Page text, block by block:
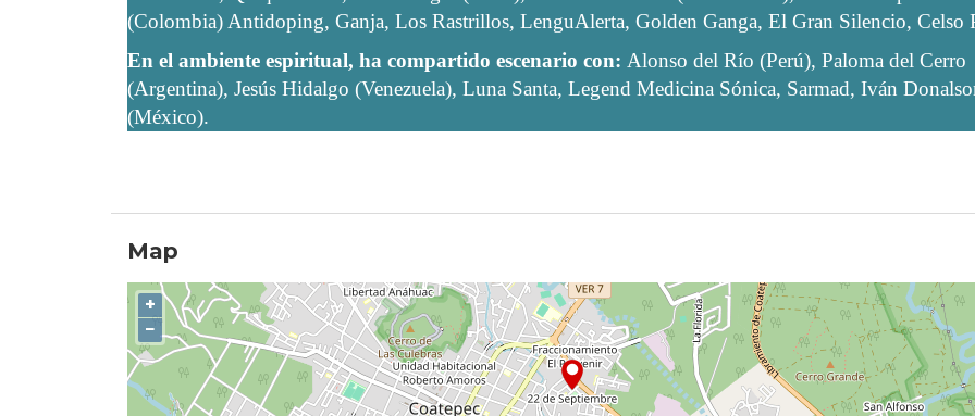
(Colombia) Antidoping, Ganja, Los Rastrillos, LenguAlerta, Golden Ganga, El Gran Silencio, Celso
En el ambiente espiritual, ha compartido escenario con: Alonso del Río (Perú), Paloma del Cerro
(Argentina), Jesús Hidalgo (Venezuela), Luna Santa, Legend Medicina Sónica, Sarmad, Iván
(México).
Map
+
−